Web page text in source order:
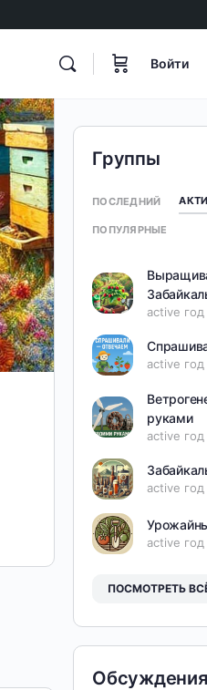
Войти
Группы
ПОСЛЕДНИЙ
ПОПУЛЯРНЫЕ
active год
active год
руками
active год
active год
active год
ПОСМОТРЕТЬ
Обсуждения